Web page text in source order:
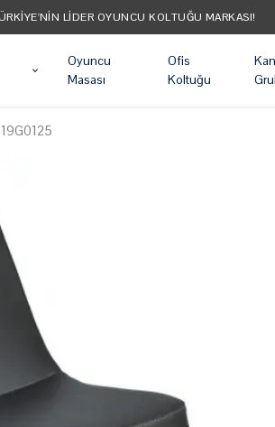
LIDER OYUNCU KOLTUĞU MARKASI!
Oyuncu
Masası
Ofis
Koltuğu